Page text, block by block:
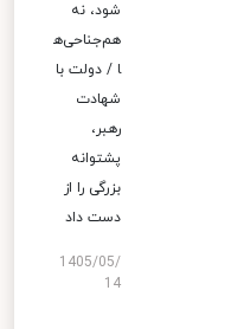
شود، نه
هم‌جناحی‌ه
ا / دولت با
شهادت
رهبر،
پشتوانه
بزرگی را از
دست داد
1405/05/
14